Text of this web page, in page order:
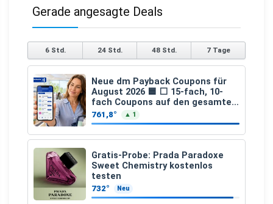
Gerade angesagte Deals
6 Std. 24 Std. 48 Std. 7 Tage
Neue dm Payback Coupons für
August 2026 🟦 ⬜ 15-fach, 10-
fach Coupons auf den gesamten
Einkauf ab 2 €
761,8° ▲ 1
Gratis-Probe: Prada Paradoxe
Sweet Chemistry kostenlos
testen
732° Neu